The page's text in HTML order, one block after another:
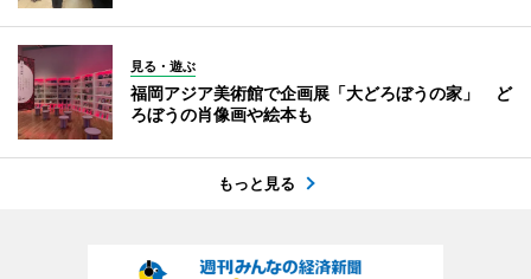
見る・遊ぶ
福岡アジア美術館で企画展「大どろぼうの家」 ど
ろぼうの肖像画や絵本も
もっと見る